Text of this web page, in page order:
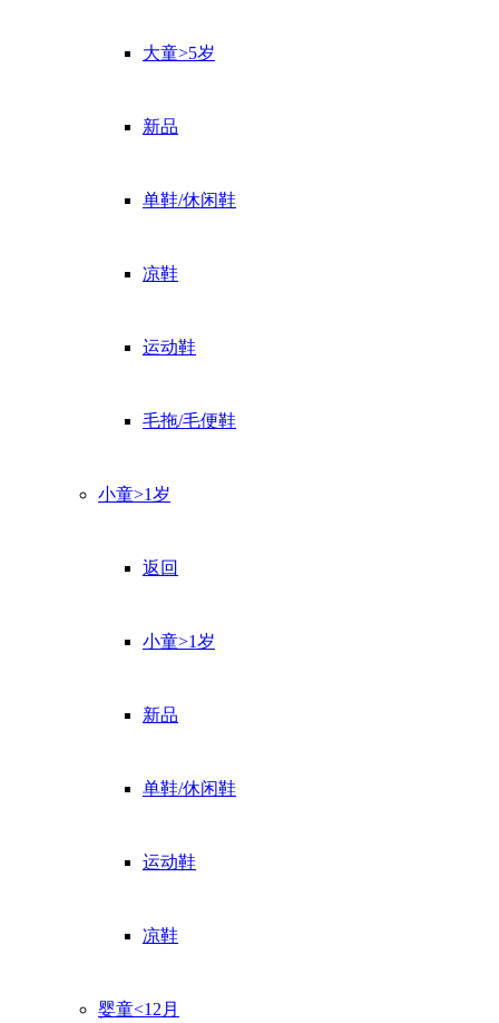
大童>5岁
新品
单鞋/休闲鞋
凉鞋
运动鞋
毛拖/毛便鞋
小童>1岁
返回
小童>1岁
新品
单鞋/休闲鞋
运动鞋
凉鞋
婴童<12月